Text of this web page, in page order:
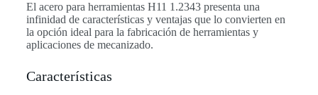
El acero para herramientas H11 1.2343 presenta una
infinidad de características y ventajas que lo convierten en
la opción ideal para la fabricación de herramientas y
aplicaciones de mecanizado.
Características